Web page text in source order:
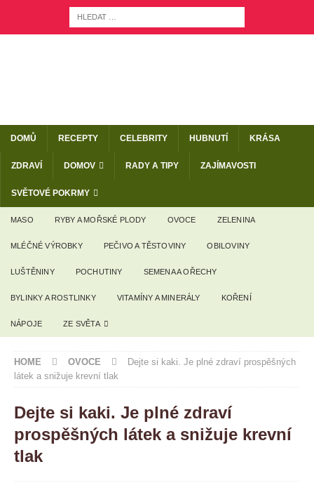
DOMŮ RECEPTY CELEBRITY HUBNUTÍ KRÁSA
ZDRAVÍ DOMOV RADY A TIPY ZAJÍMAVOSTI
SVĚTOVÉ POKRMY
MASO RYBY A MOŘSKÉ PLODY OVOCE ZELENINA
MLÉČNÉ VÝROBKY PEČIVO A TĚSTOVINY OBILOVINY
LUŠTĚNINY POCHUTINY SEMENA A OŘECHY
BYLINKY A ROSTLINKY VITAMÍNY A MINERÁLY KOŘENÍ
NÁPOJE ZE SVĚTA
HOME OVOCE
Dejte si kaki. Je plné zdraví prospěšných
látek a snižuje krevní tlak
Dejte si kaki. Je plné zdraví
prospěšných látek a snižuje krevní
tlak